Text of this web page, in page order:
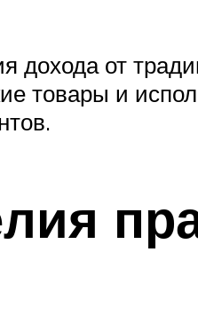
дохода от
товары и